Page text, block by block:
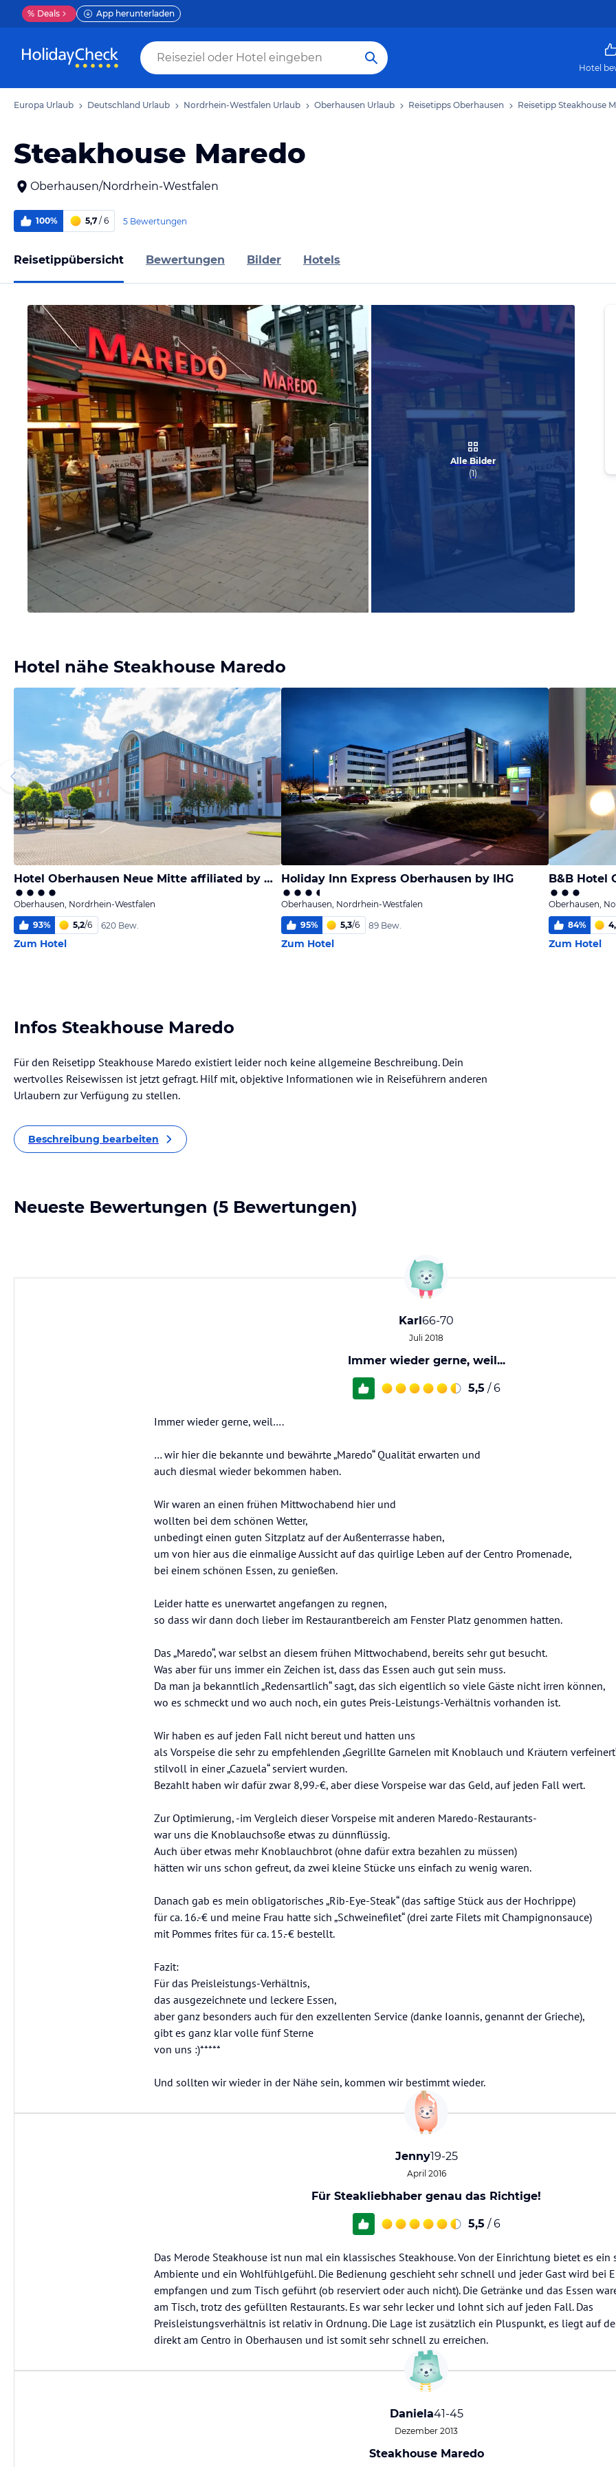
% Deals App herunterladen
Hotel
Europa Urlaub Deutschland Urlaub Nordrhein-Westfalen Urlaub Oberhausen Urlaub Reisetipps Oberhausen Reisetipp Steakhouse
Steakhouse Maredo
Oberhausen/Nordrhein-Westfalen
100% 5,7 / 6 5 Bewertungen
Reisetippübersicht Bewertungen Bilder Hotels
Alle Bilder
(1)
Hotel nähe Steakhouse Maredo
Hotel Oberhausen Neue Mitte affiliated by Meliá
Oberhausen, Nordrhein-Westfalen
93% 5,2/6 620 Bew.
Zum Hotel
Holiday Inn Express Oberhausen by IHG
Oberhausen, Nordrhein-Westfalen
95% 5,3/6 89 Bew.
Zum Hotel
B&B Hotel
Oberhausen,
84%
Zum Hotel
Infos Steakhouse Maredo
Für den Reisetipp Steakhouse Maredo existiert leider noch keine allgemeine Beschreibung. Dein
wertvolles Reisewissen ist jetzt gefragt. Hilf mit, objektive Informationen wie in Reiseführern anderen
Urlaubern zur Verfügung zu stellen.
Beschreibung bearbeiten
Neueste Bewertungen (5 Bewertungen)
Karl66-70
Juli 2018
Immer wieder gerne, weil...
5,5 / 6
Immer wieder gerne, weil….
… wir hier die bekannte und bewährte „Maredo“ Qualität erwarten und
auch diesmal wieder bekommen haben.
Wir waren an einen frühen Mittwochabend hier und
wollten bei dem schönen Wetter,
unbedingt einen guten Sitzplatz auf der Außenterrasse haben,
um von hier aus die einmalige Aussicht auf das quirlige Leben auf der Centro Promenade,
bei einem schönen Essen, zu genießen.
Leider hatte es unerwartet angefangen zu regnen,
so dass wir dann doch lieber im Restaurantbereich am Fenster Platz genommen hatten.
Das „Maredo“, war selbst an diesem frühen Mittwochabend, bereits sehr gut besucht.
Was aber für uns immer ein Zeichen ist, dass das Essen auch gut sein muss.
Da man ja bekanntlich „Redensartlich“ sagt, das sich eigentlich so viele Gäste nicht irren können,
wo es schmeckt und wo auch noch, ein gutes Preis-Leistungs-Verhältnis vorhanden ist.
Wir haben es auf jeden Fall nicht bereut und hatten uns
als Vorspeise die sehr zu empfehlenden „Gegrillte Garnelen mit Knoblauch und Kräutern
stilvoll in einer „Cazuela“ serviert wurden.
Bezahlt haben wir dafür zwar 8,99.-€, aber diese Vorspeise war das Geld, auf jeden Fall wert.
Zur Optimierung, -im Vergleich dieser Vorspeise mit anderen Maredo-Restaurants-
war uns die Knoblauchsoße etwas zu dünnflüssig.
Auch über etwas mehr Knoblauchbrot (ohne dafür extra bezahlen zu müssen)
hätten wir uns schon gefreut, da zwei kleine Stücke uns einfach zu wenig waren.
Danach gab es mein obligatorisches „Rib-Eye-Steak“ (das saftige Stück aus der Hochrippe)
für ca. 16.-€ und meine Frau hatte sich „Schweinefilet“ (drei zarte Filets mit Champignonsauce)
mit Pommes frites für ca. 15.-€ bestellt.
Fazit:
Für das Preisleistungs-Verhältnis,
das ausgezeichnete und leckere Essen,
aber ganz besonders auch für den exzellenten Service (danke Ioannis, genannt der Grieche),
gibt es ganz klar volle fünf Sterne
von uns :)*****
Und sollten wir wieder in der Nähe sein, kommen wir bestimmt wieder.
Jenny19-25
April 2016
Für Steakliebhaber genau das Richtige!
5,5 / 6
Das Merode Steakhouse ist nun mal ein klassisches Steakhouse. Von der Einrichtung bietet es ein
Ambiente und ein Wohlfühlgefühl. Die Bedienung geschieht sehr schnell und jeder Gast wird bei
empfangen und zum Tisch geführt (ob reserviert oder auch nicht). Die Getränke und das Essen
am Tisch, trotz des gefüllten Restaurants. Es war sehr lecker und lohnt sich auf jeden Fall. Das
Preisleistungsverhältnis ist relativ in Ordnung. Die Lage ist zusätzlich ein Pluspunkt, es liegt auf
direkt am Centro in Oberhausen und ist somit sehr schnell zu erreichen.
Daniela41-45
Dezember 2013
Steakhouse Maredo